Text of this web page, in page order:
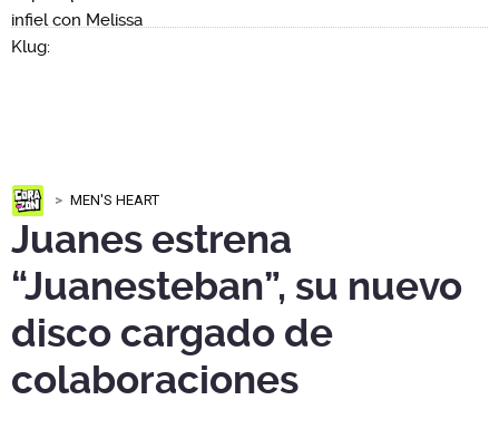
MEN'S HEART
Juanes estrena
“Juanesteban”, su nuevo
disco cargado de
colaboraciones